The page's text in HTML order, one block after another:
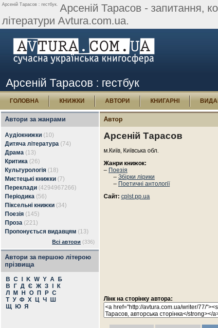
Арсеній Тарасов : гестбук. Арсеній Тарасов - запитання,
літератури Avtura.com.ua.
Арсеній Тарасов : гестбук
ГОЛОВНА КНИЖКИ АВТОРИ КНИГАРНІ
Автори за жанрами
Аудіокнижки (10)
Дитяча література (74)
Драма (13)
Критика (26)
Культурологія (18)
Мистецькі книжки (7)
Переклади (4294967266)
Періодика (56)
Піксельні книжки (34)
Поезія (145)
Проза (221)
Пропонується видавцям (13)
Всі автори (336)
Автори за першою літерою
прізвища
B C K W Y А
Б
В
Г Д Є Ж З
К
Л
М Н О П Р С
Т У Ф Х Ц Ч
Ш
Щ
Ю Я
Автор
Арсеній Тарасов
м.Київ, Київська обл.
Жанри книжок:
– Поезія
– Збірки лірики
– Поетичні антології
Сайт: cplst.pp.ua
Лінк на сторінку автора: